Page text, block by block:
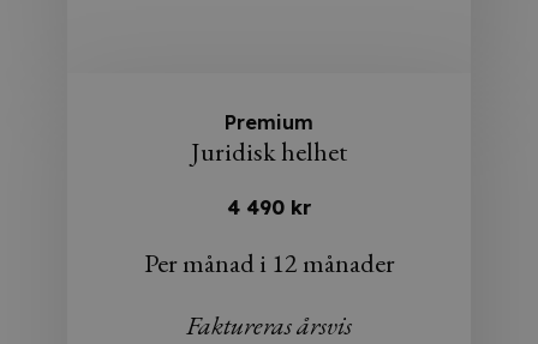
Premium
Juridisk helhet
4 490 kr
Per månad i 12 månader
Faktureras årsvis